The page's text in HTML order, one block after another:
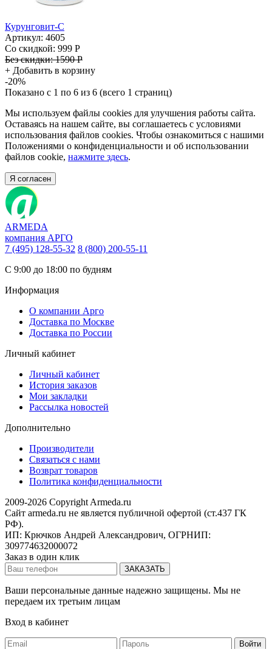
Курунговит-С
Артикул: 4605
Со скидкой: 999 Р
Без скидки:1590 Р
+ Добавить в корзину
-20%
Показано с 1 по 6 из 6 (всего 1 страниц)
Мы используем файлы cookies для улучшения работы сайта.
Оставаясь на нашем сайте, вы соглашаетесь с условиями
использования файлов cookies. Чтобы ознакомиться с нашими
Положениями о конфиденциальности и об использовании
файлов cookie, нажмите здесь.
Я согласен
ARMEDA
компания АРГО
7 (495) 128-55-32 8 (800) 200-55-11
С 9:00 до 18:00 по будням
Информация
О компании Арго
Доставка по Москве
Доставка по России
Личный кабинет
Личный кабинет
История заказов
Мои закладки
Рассылка новостей
Дополнительно
Производители
Связаться с нами
Возврат товаров
Политика конфиденциальности
2009-2026 Copyright Armeda.ru
Сайт armeda.ru не является публичной офертой (ст.437 ГК
РФ).
ИП: Крючков Андрей Александрович, ОГРНИП:
309774632000072
Заказ в один клик
Ваши персональные данные надежно защищены. Мы не
передаем их третьим лицам
Вход в кабинет